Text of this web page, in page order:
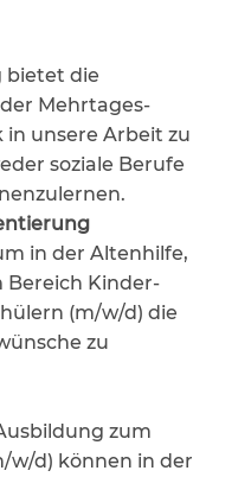
bietet die
Mehrtages-
unsere Arbeit zu
soziale Berufe
in der Altenhilfe,
Kinder-
(m/w/d) die
zu
zum
w/d) können in der